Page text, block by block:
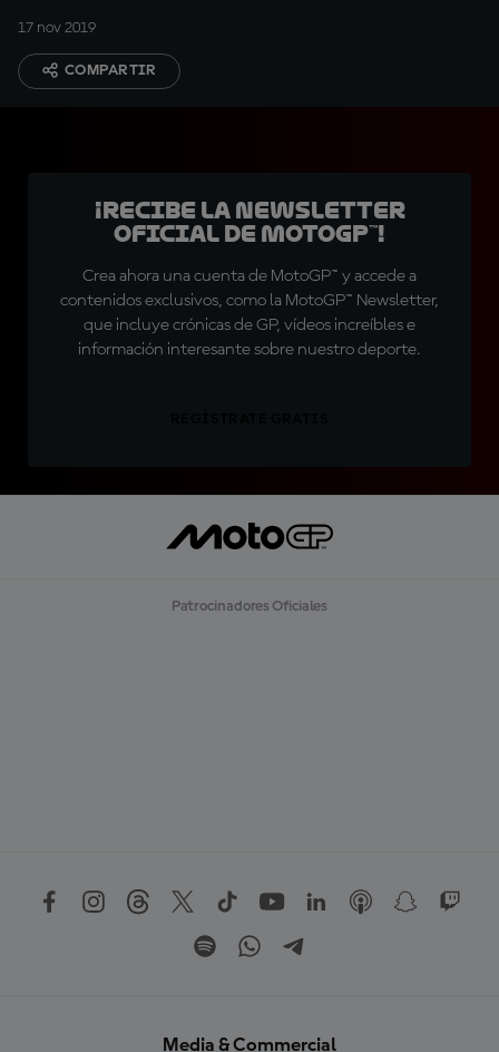
17 nov 2019
COMPARTIR
¡Recibe la Newsletter
oficial de MotoGP™!
Crea ahora una cuenta de MotoGP™ y accede a
contenidos exclusivos, como la MotoGP™ Newsletter,
que incluye crónicas de GP, vídeos increíbles e
información interesante sobre nuestro deporte.
Patrocinadores Oficiales
Media & Commercial